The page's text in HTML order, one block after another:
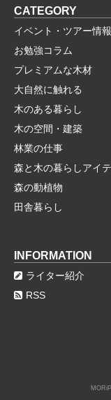
CATEGORY
イベント・ツアー情報
お勉強コラム
プレミアムな木材
大自然に触れる
木のある暮らし
木の空間・建築
林業の仕事
森と木の暮らしアイ
森の動植物
田舎暮らし
INFORMATION
ライター紹介
RSS